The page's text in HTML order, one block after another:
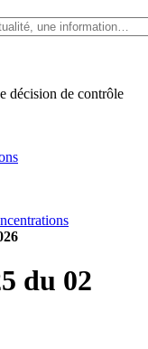
décision de contrôle
du 02